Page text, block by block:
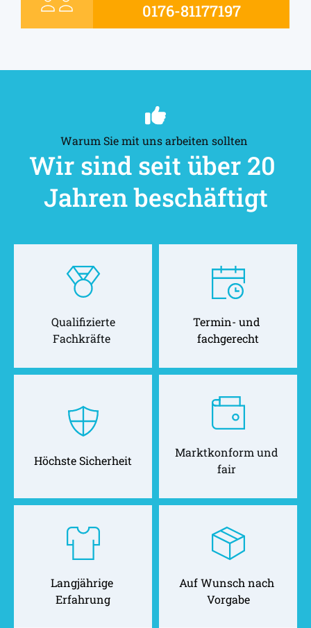
0176-81177197
Warum Sie mit uns arbeiten sollten
Wir sind seit über 20
Jahren beschäftigt
Qualifizierte
Fachkräfte
Termin- und
fachgerecht
Höchste Sicherheit
Marktkonform und
fair
Langjährige
Erfahrung
Auf Wunsch nach
Vorgabe